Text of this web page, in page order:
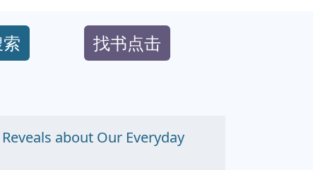
找书点击
about Our Everyday